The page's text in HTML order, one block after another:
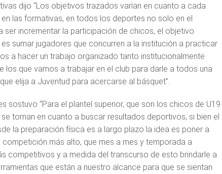
dijo “Los objetivos trazados varían en cuanto a cada
las formativas, en todos los deportes no solo en el
ser incrementar la participación de chicos, el objetivo
sumar jugadores que concurren a la institución a practicar
a hacer un trabajo organizado tanto institucionalmente
los que vamos a trabajar en el club para darle a todos una
elija a Juventud para acercarse al básquet”.
sostuvo “Para el plantel superior, que son los chicos de U19
tornan en cuanto a buscar resultados deportivos, si bien el
la preparación física es a largo plazo la idea es poner a
competición más alto, que mes a mes y temporada a
competitivos y a medida del transcurso de esto brindarle a
que están a nuestro alcance para que se sientan